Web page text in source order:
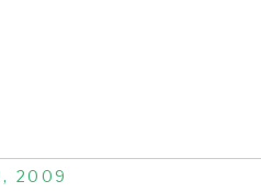
2009